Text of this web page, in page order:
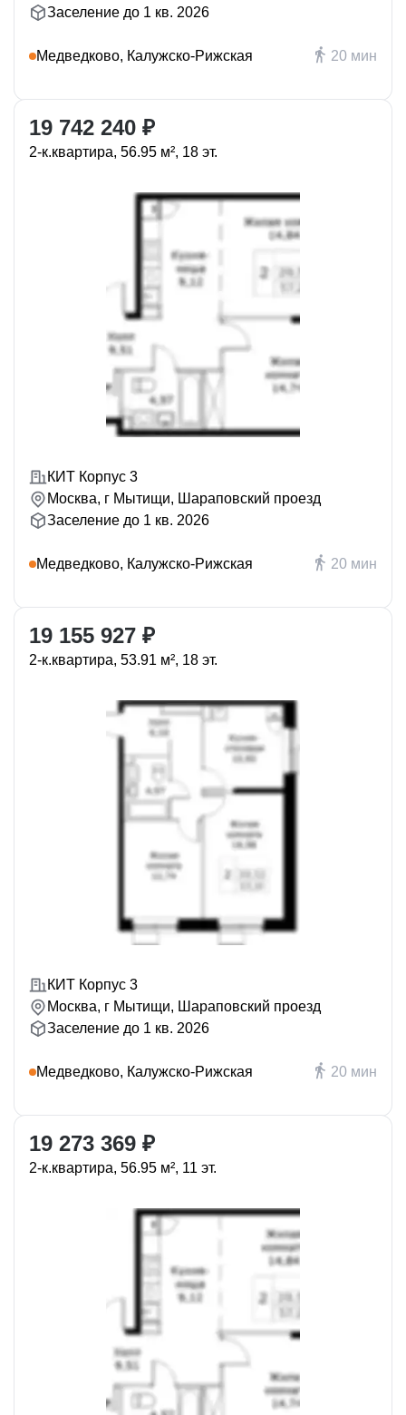
Заселение до 1 кв. 2026
Медведково, Калужско-Рижская 20 мин
19 742 240 ₽
2-к.квартира, 56.95 м², 18 эт.
КИТ Корпус 3
Москва, г Мытищи, Шараповский проезд
Заселение до 1 кв. 2026
Медведково, Калужско-Рижская 20 мин
19 155 927 ₽
2-к.квартира, 53.91 м², 18 эт.
КИТ Корпус 3
Москва, г Мытищи, Шараповский проезд
Заселение до 1 кв. 2026
Медведково, Калужско-Рижская 20 мин
19 273 369 ₽
2-к.квартира, 56.95 м², 11 эт.